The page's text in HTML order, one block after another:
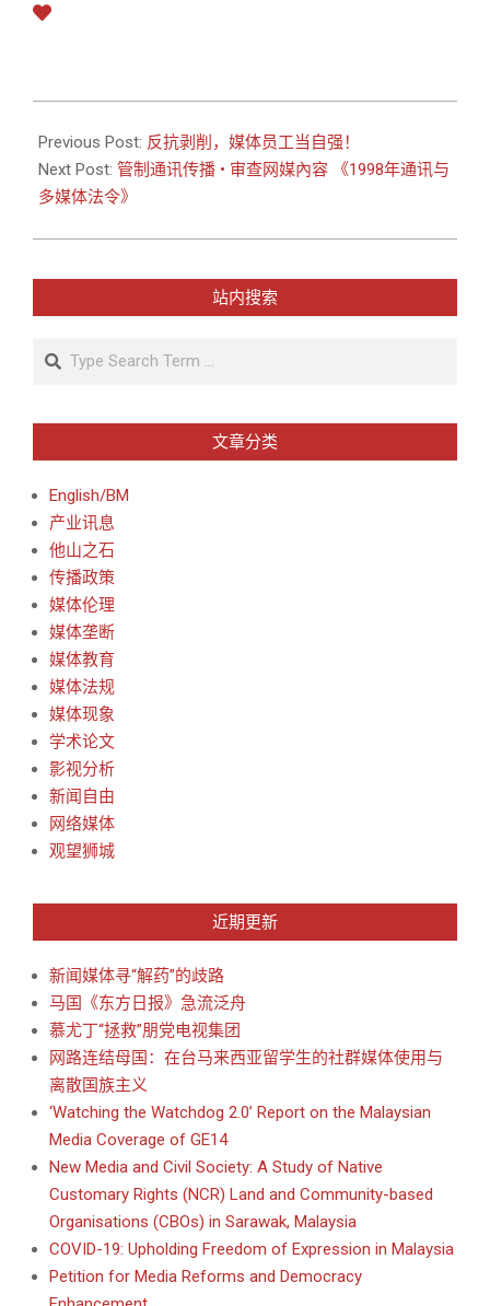
03-
23
Previous Post: 反抗剥削，媒体员工当自强！
Next Post: 管制通讯传播 • 审查网媒內容 《1998年通讯与
多媒体法令》
站内搜索
Search
文章分类
English/BM
产业讯息
他山之石
传播政策
媒体伦理
媒体垄断
媒体教育
媒体法规
媒体现象
学术论文
影视分析
新闻自由
网络媒体
观望狮城
近期更新
新闻媒体寻“解药”的歧路
马国《东方日报》急流泛舟
慕尤丁“拯救”朋党电视集团
网路连结母国：在台马来西亚留学生的社群媒体使用与
离散国族主义
‘Watching the Watchdog 2.0’ Report on the Malaysian
Media Coverage of GE14
New Media and Civil Society: A Study of Native
Customary Rights (NCR) Land and Community-based
Organisations (CBOs) in Sarawak, Malaysia
COVID-19: Upholding Freedom of Expression in Malaysia
Petition for Media Reforms and Democracy